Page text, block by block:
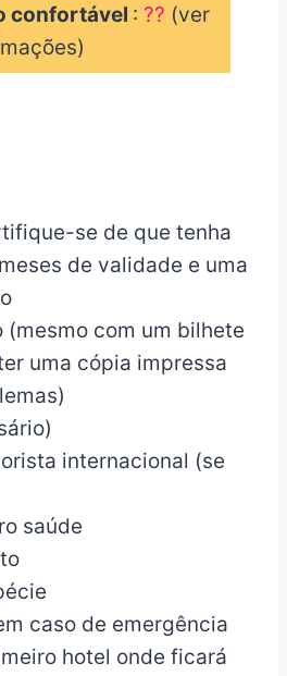
confortável : ?? (ver
se de que tenha
de validade e uma
(mesmo com um bilhete
uma cópia impressa
internacional (se
saúde
caso de emergência
hotel onde ficará